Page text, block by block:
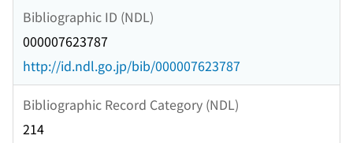
Bibliographic ID (NDL)
000007623787
http://id.ndl.go.jp/bib/000007623787
Bibliographic Record Category (NDL)
214